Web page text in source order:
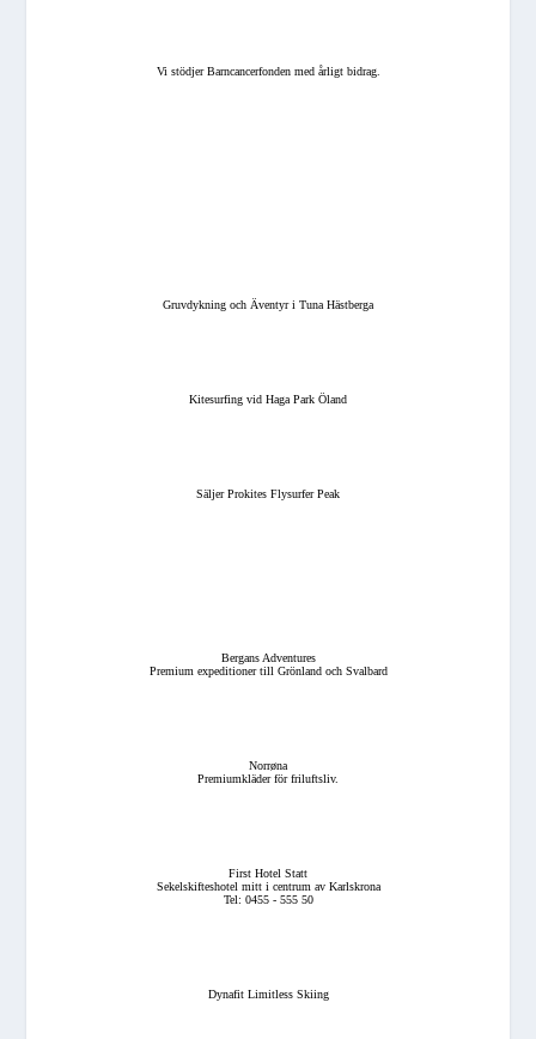
Vi stödjer Barncancerfonden med årligt bidrag.
Gruvdykning och Äventyr i Tuna Hästberga
Kitesurfing vid Haga Park Öland
Säljer Prokites Flysurfer Peak
Bergans Adventures
Premium expeditioner till Grönland och Svalbard
Norrøna
Premiumkläder för friluftsliv.
First Hotel Statt
Sekelskifteshotel mitt i centrum av Karlskrona
Tel: 0455 - 555 50
Dynafit Limitless Skiing